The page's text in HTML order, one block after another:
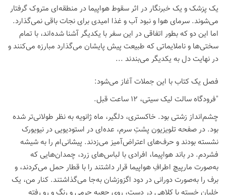
یک پزشک و یک خبرنگار در اثر سقوط هواپیما در منطقه‌ای متروک گرفتار
می‌شوند. سرمای هوا و نبود آب و غذا امیدی برای نجات باقی نمی‌گذارد.
اما این دو که بطور اتفاقی در این سفر با یکدیگر آشنا شده‌اند، با تمام
سختی‌ها و ناملایماتی که طبیعت پیش پایشان می‌گذارد مبارزه می‌کنند و
در نهایت دل به یکدیگر می‌بندند ...
فصل یک کتاب با این جملات آغاز می‌شود:
"فرودگاه سالت لیک سیتی، 12 ساعت قبل.
چشم‌انداز زشتی بود. خاکستری، دلگیر، ماه ژانویه به نظر طولانی‌تر شده
بود. در صفحه تلویزیون پشتِ سرم، عده‌ای در استودیویی در نیویورک
نشسته بودند و حرف‌های اعتراض‌آمیز می‌زدند. پیشانی‌ام را به شیشه
فشردم. در باند هواپیما، افرادی با لباس‌های زرد، چمدان‌هایی که
به‌صورت مارپیچ اطرافِ هواپیما قرار داشتند را با قطار حمل می‌کردند، و
برف را به‌صورت دورانی در دود اگزوزشان به‌جا می‌گذاشتند. کنار من، یک